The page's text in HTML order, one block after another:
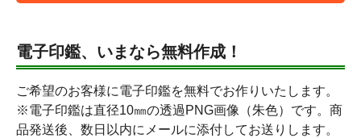
電子印鑑、いまなら無料作成！
ご希望のお客様に電子印鑑を無料でお作りいたします。
※電子印鑑は直径10㎜の透過PNG画像（朱色）です。商
品発送後、数日以内にメールに添付してお送りします。